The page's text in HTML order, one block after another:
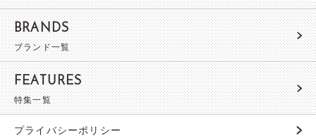
BRANDS
ブランド一覧
FEATURES
特集一覧
プライバシーポリシー